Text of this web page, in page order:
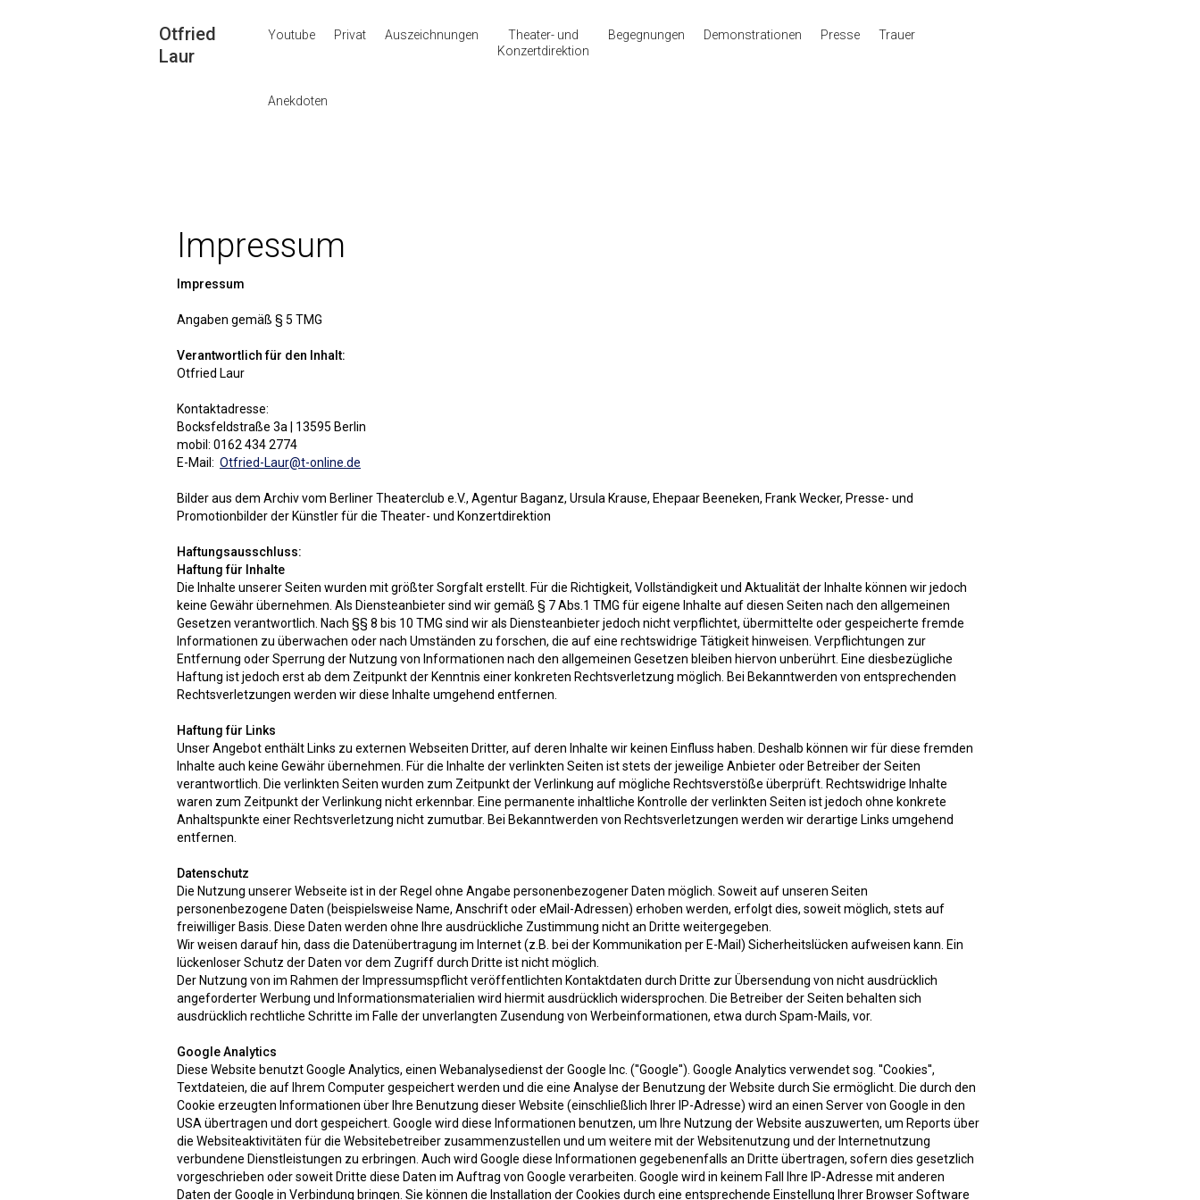
Otfried
Laur
Youtube Privat Auszeichnungen
Theater- und
Konzertdirektion
Begegnungen Demonstrationen Presse Trauer
Anekdoten
Impressum
Impressum
Angaben gemäß § 5 TMG
Verantwortlich für den Inhalt:
Otfried Laur
Kontaktadresse:
Bocksfeldstraße 3a | 13595 Berlin
mobil: 0162 434 2774
E-Mail: Otfried-Laur@t-online.de
Bilder aus dem Archiv vom Berliner Theaterclub e.V., Agentur Baganz, Ursula Krause, Ehepaar Beeneken, Frank Wecker, Presse- und
Promotionbilder der Künstler für die Theater- und Konzertdirektion
Haftungsausschluss:
Haftung für Inhalte
Die Inhalte unserer Seiten wurden mit größter Sorgfalt erstellt. Für die Richtigkeit, Vollständigkeit und Aktualität der Inhalte können wir jedoch
keine Gewähr übernehmen. Als Diensteanbieter sind wir gemäß § 7 Abs.1 TMG für eigene Inhalte auf diesen Seiten nach den allgemeinen
Gesetzen verantwortlich. Nach §§ 8 bis 10 TMG sind wir als Diensteanbieter jedoch nicht verpflichtet, übermittelte oder gespeicherte fremde
Informationen zu überwachen oder nach Umständen zu forschen, die auf eine rechtswidrige Tätigkeit hinweisen. Verpflichtungen zur
Entfernung oder Sperrung der Nutzung von Informationen nach den allgemeinen Gesetzen bleiben hiervon unberührt. Eine diesbezügliche
Haftung ist jedoch erst ab dem Zeitpunkt der Kenntnis einer konkreten Rechtsverletzung möglich. Bei Bekanntwerden von entsprechenden
Rechtsverletzungen werden wir diese Inhalte umgehend entfernen.
Haftung für Links
Unser Angebot enthält Links zu externen Webseiten Dritter, auf deren Inhalte wir keinen Einfluss haben. Deshalb können wir für diese fremden
Inhalte auch keine Gewähr übernehmen. Für die Inhalte der verlinkten Seiten ist stets der jeweilige Anbieter oder Betreiber der Seiten
verantwortlich. Die verlinkten Seiten wurden zum Zeitpunkt der Verlinkung auf mögliche Rechtsverstöße überprüft. Rechtswidrige Inhalte
waren zum Zeitpunkt der Verlinkung nicht erkennbar. Eine permanente inhaltliche Kontrolle der verlinkten Seiten ist jedoch ohne konkrete
Anhaltspunkte einer Rechtsverletzung nicht zumutbar. Bei Bekanntwerden von Rechtsverletzungen werden wir derartige Links umgehend
entfernen.
Datenschutz
Die Nutzung unserer Webseite ist in der Regel ohne Angabe personenbezogener Daten möglich. Soweit auf unseren Seiten
personenbezogene Daten (beispielsweise Name, Anschrift oder eMail-Adressen) erhoben werden, erfolgt dies, soweit möglich, stets auf
freiwilliger Basis. Diese Daten werden ohne Ihre ausdrückliche Zustimmung nicht an Dritte weitergegeben.
Wir weisen darauf hin, dass die Datenübertragung im Internet (z.B. bei der Kommunikation per E-Mail) Sicherheitslücken aufweisen kann. Ein
lückenloser Schutz der Daten vor dem Zugriff durch Dritte ist nicht möglich.
Der Nutzung von im Rahmen der Impressumspflicht veröffentlichten Kontaktdaten durch Dritte zur Übersendung von nicht ausdrücklich
angeforderter Werbung und Informationsmaterialien wird hiermit ausdrücklich widersprochen. Die Betreiber der Seiten behalten sich
ausdrücklich rechtliche Schritte im Falle der unverlangten Zusendung von Werbeinformationen, etwa durch Spam-Mails, vor.
Google Analytics
Diese Website benutzt Google Analytics, einen Webanalysedienst der Google Inc. (''Google''). Google Analytics verwendet sog. ''Cookies'',
Textdateien, die auf Ihrem Computer gespeichert werden und die eine Analyse der Benutzung der Website durch Sie ermöglicht. Die durch den
Cookie erzeugten Informationen über Ihre Benutzung dieser Website (einschließlich Ihrer IP-Adresse) wird an einen Server von Google in den
USA übertragen und dort gespeichert. Google wird diese Informationen benutzen, um Ihre Nutzung der Website auszuwerten, um Reports über
die Websiteaktivitäten für die Websitebetreiber zusammenzustellen und um weitere mit der Websitenutzung und der Internetnutzung
verbundene Dienstleistungen zu erbringen. Auch wird Google diese Informationen gegebenenfalls an Dritte übertragen, sofern dies gesetzlich
vorgeschrieben oder soweit Dritte diese Daten im Auftrag von Google verarbeiten. Google wird in keinem Fall Ihre IP-Adresse mit anderen
Daten der Google in Verbindung bringen. Sie können die Installation der Cookies durch eine entsprechende Einstellung Ihrer Browser Software